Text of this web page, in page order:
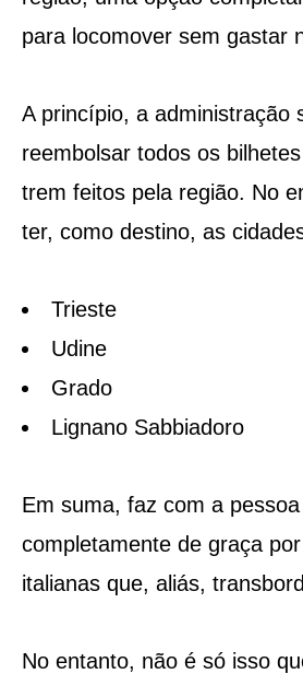
para locomover sem gastar
A princípio, a administração
reembolsar todos os
trem feitos pela região. No
ter, como destino, as
Trieste
Udine
Grado
Lignano Sabbiadoro
Em suma, faz com a
completamente de graça
italianas que, aliás,
No entanto, não é só isso